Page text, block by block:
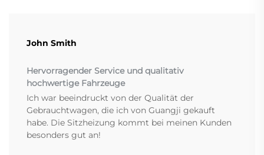
John Smith
Hervorragender Service und qualitativ
hochwertige Fahrzeuge
Ich war beeindruckt von der Qualität der
Gebrauchtwagen, die ich von Guangji gekauft
habe. Die Sitzheizung kommt bei meinen Kunden
besonders gut an!